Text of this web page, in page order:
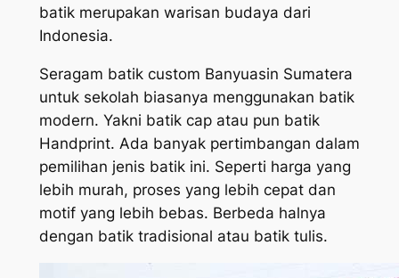
batik merupakan warisan budaya dari
Indonesia.
Seragam batik custom Banyuasin Sumatera
untuk sekolah biasanya menggunakan batik
modern. Yakni batik cap atau pun batik
Handprint. Ada banyak pertimbangan dalam
pemilihan jenis batik ini. Seperti harga yang
lebih murah, proses yang lebih cepat dan
motif yang lebih bebas. Berbeda halnya
dengan batik tradisional atau batik tulis.